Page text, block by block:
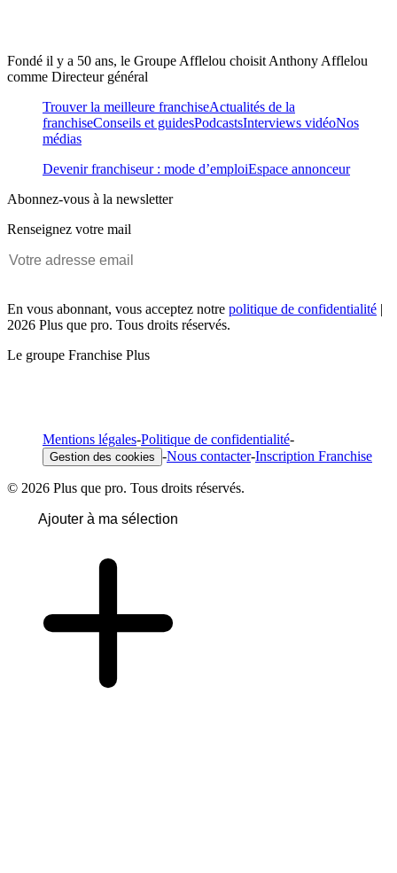
Fondé il y a 50 ans, le Groupe Afflelou choisit Anthony Afflelou
comme Directeur général
Trouver la meilleure franchiseActualités de la
franchiseConseils et guidesPodcastsInterviews vidéoNos
médias
Devenir franchiseur : mode d’emploiEspace annonceur
Abonnez-vous à la newsletter
Renseignez votre mail
En vous abonnant, vous acceptez notre politique de confidentialité |
2026 Plus que pro. Tous droits réservés.
Le groupe Franchise Plus
Mentions légales-Politique de confidentialité-
Gestion des cookies -Nous contacter-Inscription Franchise
© 2026 Plus que pro. Tous droits réservés.
Ajouter à ma sélection